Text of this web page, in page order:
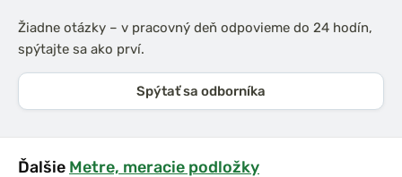
Žiadne otázky – v pracovný deň odpovieme do 24 hodín,
spýtajte sa ako prví.
Spýtať sa odborníka
Ďalšie Metre, meracie podložky